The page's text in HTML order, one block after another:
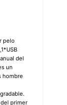
pelo
del
un
hombre
primer